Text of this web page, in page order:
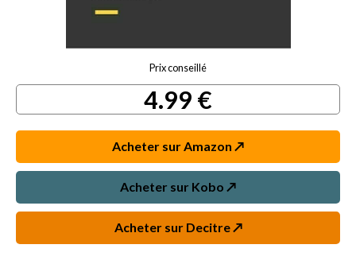
Prix conseillé
4.99 €
Acheter sur Amazon ↗️
Acheter sur Kobo ↗️
Acheter sur Decitre ↗️